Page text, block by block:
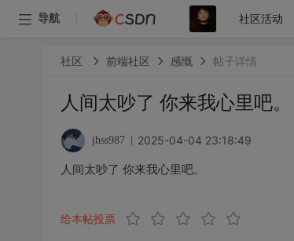
导航 社区活动
社区 前端社区 感慨 帖子详情
人间太吵了 你来我心里吧。
jhss987 2025-04-04 23:18:49
人间太吵了 你来我心里吧。
给本帖投票